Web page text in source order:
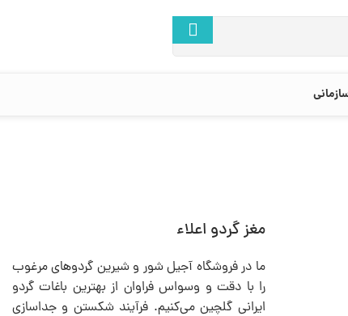
مغز گردو اعلاء
ما در فروشگاه آجیل شور و شیرین گردوهای مرغوب
را با دقت و وسواس فراوان از بهترین باغات گردو
ایرانی گلچین می‌کنیم. فرآیند شکستن و جداسازی